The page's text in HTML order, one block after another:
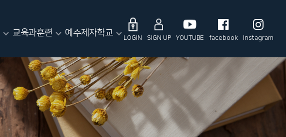
교육과훈련 예수제자학교 LOGIN SIGN UP YOUTUBE facebook Instagram